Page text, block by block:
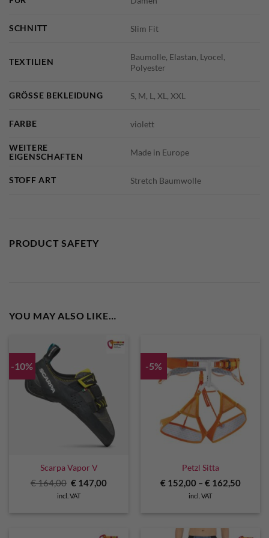
SCHNITT Slim Fit
TEXTILIEN
Baumolle, Elastan, Lyocel,
Polyester
GRÖSSE BEKLEIDUNG S, M, L, XL, XXL
FARBE violett
WEITERE
EIGENSCHAFTEN
Made in Europe
STOFF ART Stretch Baumwolle
PRODUCT SAFETY
YOU MAY ALSO LIKE…
-10%
Scarpa Vapor V
€164,00 Original
was:
€ 147,00Current
incl. VAT
-5%
Petzl Sitta
€152,00– €162,50
incl. VAT